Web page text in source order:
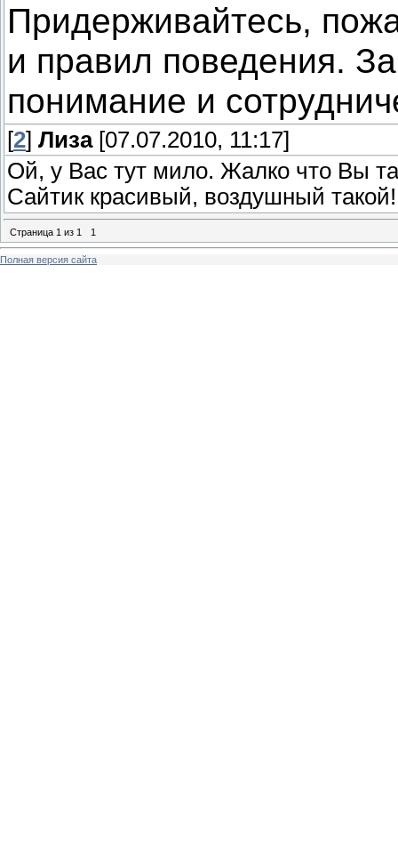
Придерживайтесь,
и правил поведения.
понимание и
[2] Лиза[07.07.2010, 11:17]
Ой, у Вас тут мило. Жалко что Вы
Сайтик красивый, воздушный такой!
Страница 1 из 1 1
Полная версия сайта